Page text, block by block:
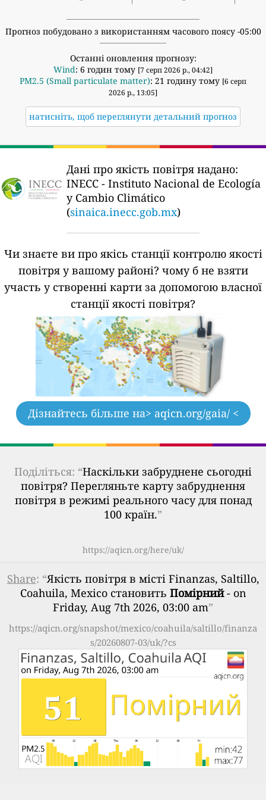
Прогноз побудовано з використанням часового поясу -05:00
Останні оновлення прогнозу:
Wind: 6 годин тому [7 серп 2026 р., 04:42]
PM2.5 (Small particulate matter): 21 годину тому [6 серп
2026 р., 13:05]
натисніть, щоб переглянути детальний прогноз
Дані про якість повітря надано:
INECC - Instituto Nacional de Ecología
y Cambio Climático
(sinaica.inecc.gob.mx)
Чи знаєте ви про якісь станції контролю якості
повітря у вашому районі? чому б не взяти
участь у створенні карти за допомогою власної
станції якості повітря?
Дізнайтесь більше на> aqicn.org/gaia/ <
Поділіться: “Наскільки забруднене сьогодні
повітря? Перегляньте карту забруднення
повітря в режимі реального часу для понад
100 країн.”
https://aqicn.org/here/uk/
Share: “Якість повітря в місті Finanzas, Saltillo,
Coahuila, Mexico становить Помірний- on
Friday, Aug 7th 2026, 03:00 am”
https://aqicn.org/snapshot/mexico/coahuila/saltillo/finanza
s/20260807-03/uk/?cs